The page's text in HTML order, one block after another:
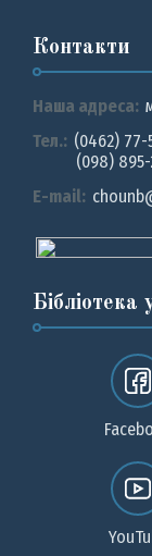
Контакти
Наша адреса:
Тел.: (0462) 77-
(098) 895-
E-mail: